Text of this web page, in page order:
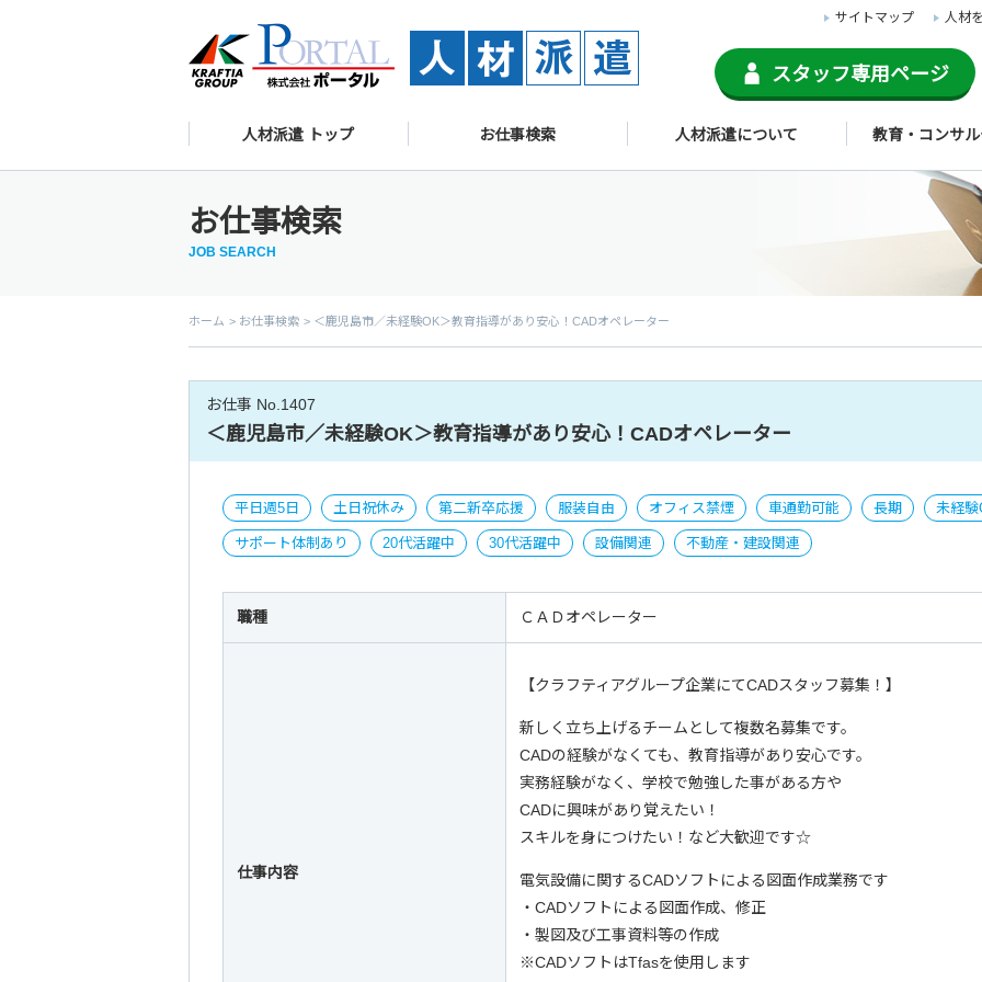
サイトマップ 人材
スタッフ専用ページ
人材派遣 トップ お仕事検索 人材派遣について 教育・コンサ
お仕事検索
JOB SEARCH
ホーム お仕事検索 ＜鹿児島市／未経験OK＞教育指導があり安心！CADオペレーター
お仕事 No.1407
＜鹿児島市／未経験OK＞教育指導があり安心！CADオペレーター
平日週5日 土日祝休み 第二新卒応援 服装自由 オフィス禁煙 車通勤可能 長期 未経験
サポート体制あり 20代活躍中 30代活躍中 設備関連 不動産・建設関連
職種 ＣＡＤオペレーター
仕事内容
【クラフティアグループ企業にてCADスタッフ募集！】
新しく立ち上げるチームとして複数名募集です。
CADの経験がなくても、教育指導があり安心です。
実務経験がなく、学校で勉強した事がある方や
CADに興味があり覚えたい！
スキルを身につけたい！など大歓迎です☆
電気設備に関するCADソフトによる図面作成業務です
・CADソフトによる図面作成、修正
・製図及び工事資料等の作成
※CADソフトはTfasを使用します